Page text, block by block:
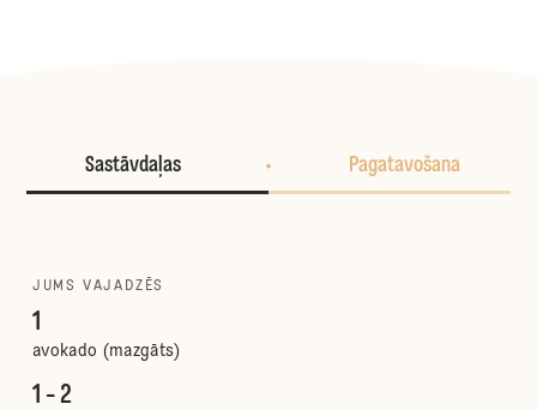
Sastāvdaļas Pagatavošana
JUMS VAJADZĒS
1
avokado (mazgāts)
1 - 2